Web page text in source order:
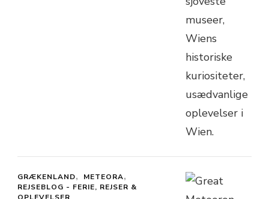
GRÆKENLAND
METEORA
REJSEBLOG - FERIE, REJSER &